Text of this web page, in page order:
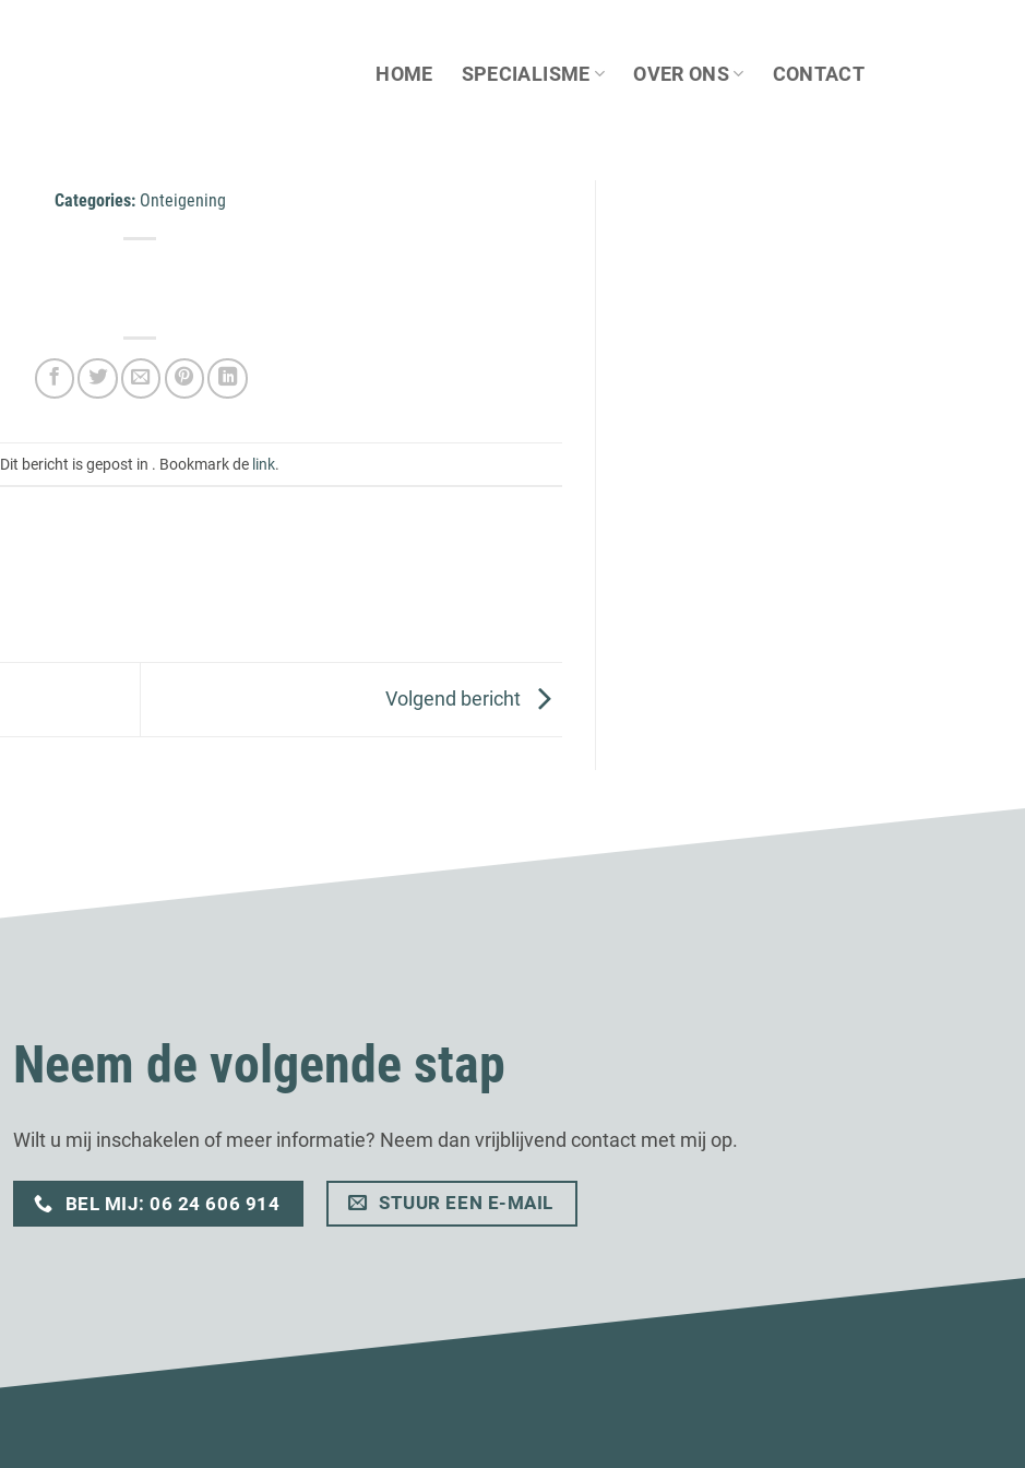
HOME SPECIALISME OVER ONS CONTACT
Categories: Onteigening
Dit bericht is gepost in . Bookmark de link.
Volgend bericht
Neem de volgende stap
Wilt u mij inschakelen of meer informatie? Neem dan vrijblijvend contact met mij op.
BEL MIJ: 06 24 606 914 STUUR EEN E-MAIL